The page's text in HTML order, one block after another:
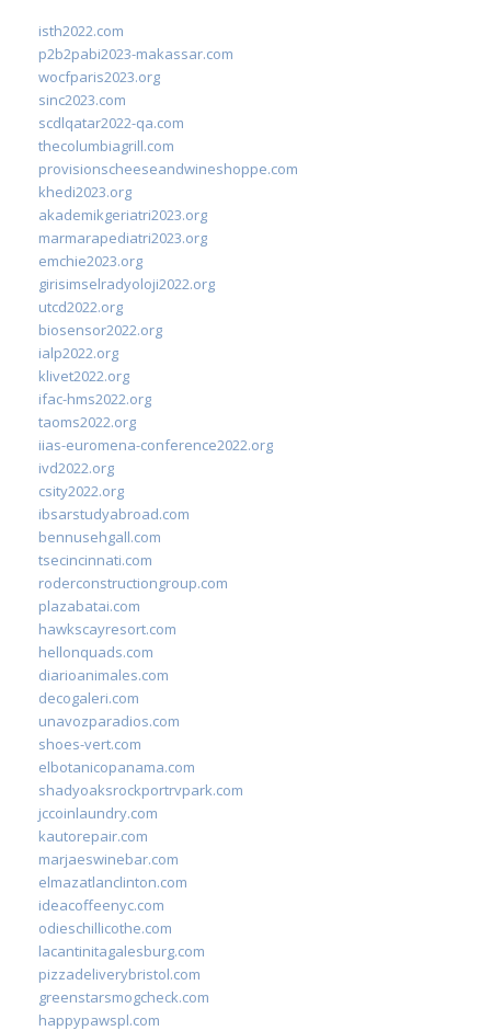
isth2022.com
p2b2pabi2023-makassar.com
wocfparis2023.org
sinc2023.com
scdlqatar2022-qa.com
thecolumbiagrill.com
provisionscheeseandwineshoppe.com
khedi2023.org
akademikgeriatri2023.org
marmarapediatri2023.org
emchie2023.org
girisimselradyoloji2022.org
utcd2022.org
biosensor2022.org
ialp2022.org
klivet2022.org
ifac-hms2022.org
taoms2022.org
iias-euromena-conference2022.org
ivd2022.org
csity2022.org
ibsarstudyabroad.com
bennusehgall.com
tsecincinnati.com
roderconstructiongroup.com
plazabatai.com
hawkscayresort.com
hellonquads.com
diarioanimales.com
decogaleri.com
unavozparadios.com
shoes-vert.com
elbotanicopanama.com
shadyoaksrockportrvpark.com
jccoinlaundry.com
kautorepair.com
marjaeswinebar.com
elmazatlanclinton.com
ideacoffeenyc.com
odieschillicothe.com
lacantinitagalesburg.com
pizzadeliverybristol.com
greenstarsmogcheck.com
happypawspl.com